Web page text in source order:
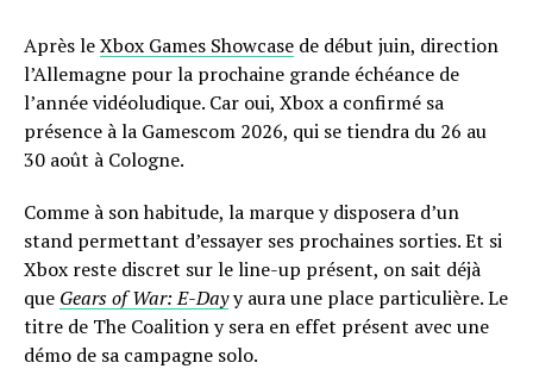
Après leXbox Games Showcase de début juin, direction
l’Allemagne pour la prochaine grande échéance de
l’année vidéoludique. Car oui, Xbox a confirmé sa
présence à la Gamescom 2026, qui se tiendra du 26 au
30 août à Cologne.
Comme à son habitude, la marque y disposera d’un
stand permettant d’essayer ses prochaines sorties. Et si
Xbox reste discret sur le line-up présent, on sait déjà
que Gears of War: E-Dayy aura une place particulière. Le
titre de The Coalition y sera en effet présent avec une
démo de sa campagne solo.